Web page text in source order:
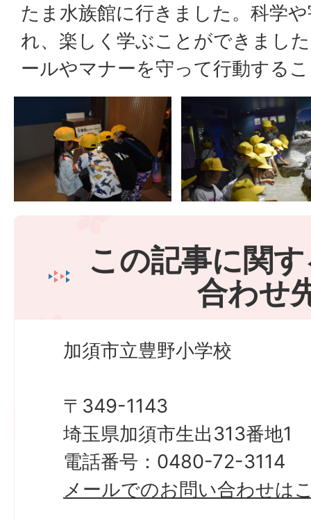
たま水族館に行きました。科学
れ、楽しく学ぶことができまし
ールやマナーを守って行動する
この記事に関
合わせ
加須市立豊野小学校
〒349-1143
埼玉県加須市生出313番地1
電話番号：0480-72-3114
メールでのお問い合わせは